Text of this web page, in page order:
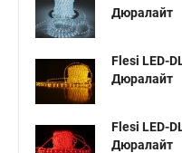
Дюралайт
Flesi LED-
Дюралайт
Flesi LED-
Дюралайт